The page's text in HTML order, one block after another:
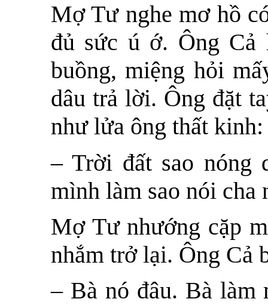
Mợ Tư nghe mơ hồ
đủ sức ú ớ. Ông
buồng, miệng hỏi
dâu trả lời. Ông đặt
như lửa ông thất kinh:
– Trời đất sao nóng
mình làm sao nói cha
Mợ Tư nhướng cặp
nhắm trở lại. Ông Cả
– Bà nó đâu. Bà làm